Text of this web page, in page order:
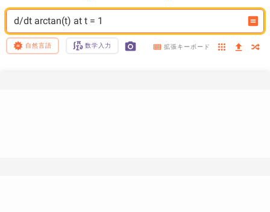
d/dt arctan(t) at t = 1
自然言語 数学入力 拡張キーボード